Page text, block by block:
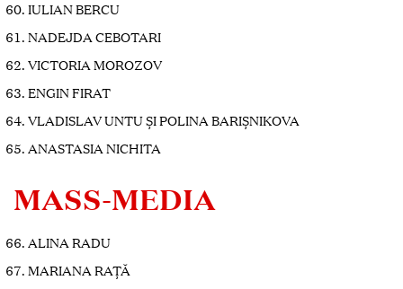
IULIAN BERCU
NADEJDA CEBOTARI
VICTORIA MOROZOV
ENGIN FIRAT
VLADISLAV UNTU ȘI POLINA BARIȘNIKOVA
ANASTASIA NICHITA
MASS-MEDIA
ALINA RADU
MARIANA RAȚĂ